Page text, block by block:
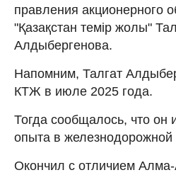
правления акционерного
"Қазақстан темір жолы"
Алдыбергенова.
Напомним, Талгат
КТЖ в июле 2025 года.
Тогда сообщалось, что он
опыта в железнодорожной
Окончил с отличием Алма-